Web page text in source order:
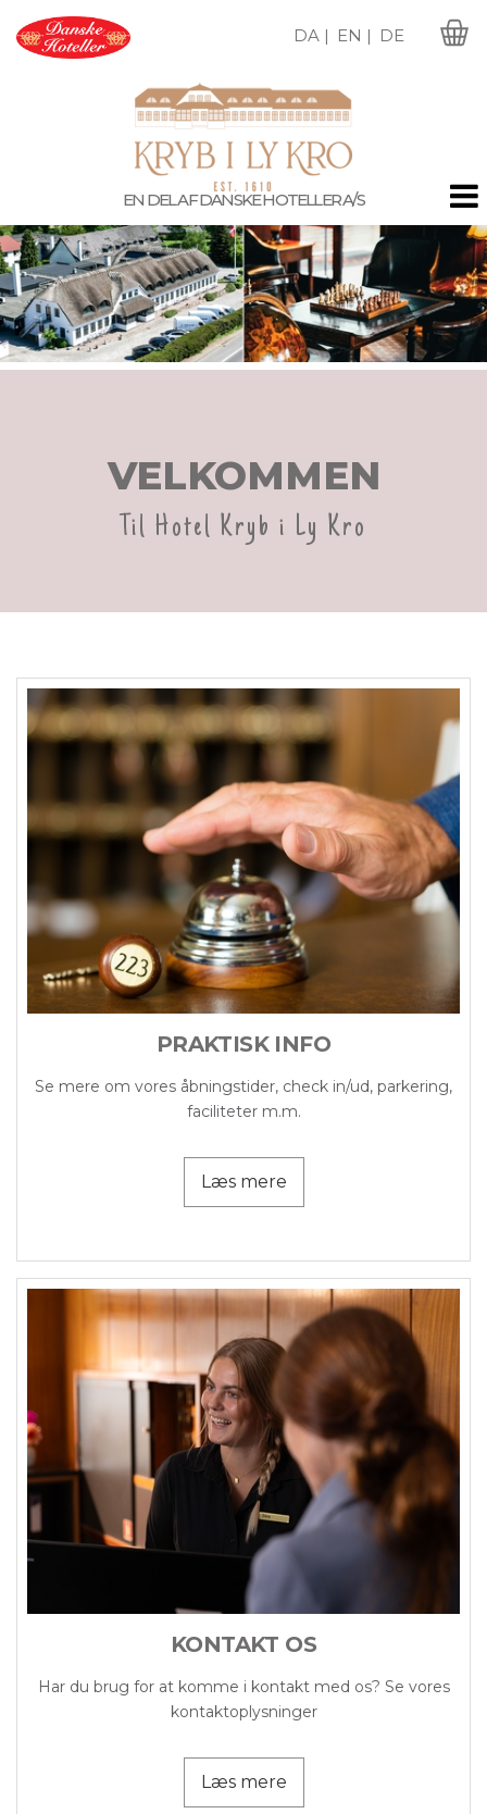
EN DEL AF DANSKE HOTELLER A/S
DA | EN | DE
VELKOMMEN
Til Hotel Kryb i Ly Kro
PRAKTISK INFO
Se mere om vores åbningstider, check in/ud, parkering,
faciliteter m.m.
Læs mere
KONTAKT OS
Har du brug for at komme i kontakt med os? Se vores
kontaktoplysninger
Læs mere